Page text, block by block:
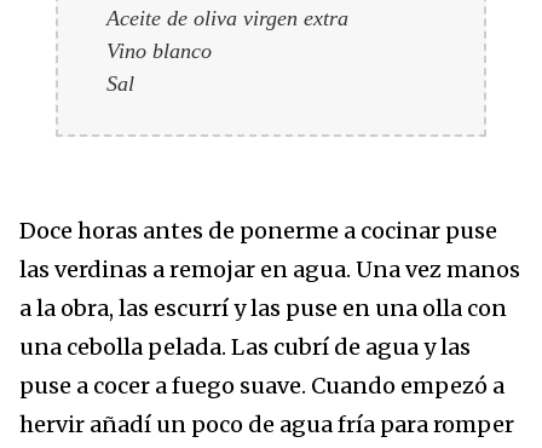
Aceite de oliva virgen extra
Vino blanco
Sal
Doce horas antes de ponerme a cocinar puse
las verdinas a remojar en agua. Una vez manos
a la obra, las escurrí y las puse en una olla con
una cebolla pelada. Las cubrí de agua y las
puse a cocer a fuego suave. Cuando empezó a
hervir añadí un poco de agua fría para romper